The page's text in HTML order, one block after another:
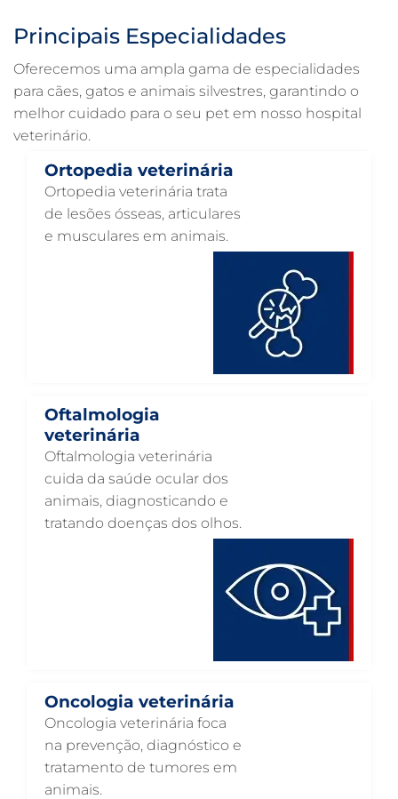
ULTRASSONOGRAFIA PARA CACHORRO EM GUARULHOS
ULTRASSOM VETERINÁRIO EM GUARULHOS
TRATAMENTO DE ANIMAIS EM GUARULHOS
RAIO X VETERINÁRIO EM GUARULHOS
PNEUMOLOGIA VETERINÁRIA EM GUARULHOS
OTOSCOPIA VETERINÁRIA EM GUARULHOS
OTOSCOPIA DIGITAL VETERINÁRIA EM GUARULHOS
OFTALMOLOGIA VETERINÁRIA EM GUARULHOS
NEUROLOGIA ANIMAL EM GUARULHOS
NEFROLOGIA VETERINÁRIA EM GUARULHOS
LABORATÓRIO PET EM GUARULHOS
INTERNAÇÃO VETERINÁRIA EM GUARULHOS
INTENSIVISMO VETERINÁRIO EM GUARULHOS
HOSPITAL PARA ANIMAIS EM GUARULHOS
HEMATOLOGIA VETERINÁRIA EM GUARULHOS
GASTROENTEROLOGIA VETERINÁRIA EM GUARULHOS
Principais Especialidades
Oferecemos uma ampla gama de especialidades
para cães, gatos e animais silvestres, garantindo o
melhor cuidado para o seu pet em nosso hospital
veterinário.
Ortopedia veterinária
Ortopedia veterinária trata
de lesões ósseas, articulares
e musculares em animais.
Oftalmologia
veterinária
Oftalmologia veterinária
cuida da saúde ocular dos
animais, diagnosticando e
tratando doenças dos olhos.
Oncologia veterinária
Oncologia veterinária foca
na prevenção, diagnóstico e
tratamento de tumores em
animais.